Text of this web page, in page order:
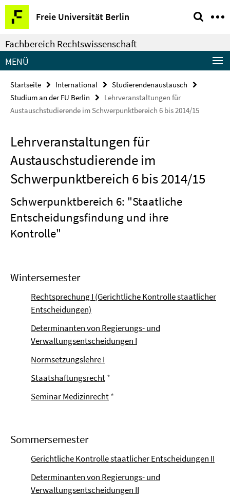
Springe
direkt
zu
Inhalt
Freie Universität Berlin
Service-
Navigation
Fachbereich Rechtswissenschaft
MENÜ
Startseite International
Studierendenaustausch
Studium an der FU Berlin
Lehrveranstaltungen für
Austauschstudierende im Schwerpunktbereich 6 bis 2014/15
Lehrveranstaltungen für
Austauschstudierende im
Schwerpunktbereich 6 bis 2014/15
Schwerpunktbereich 6: "Staatliche
Entscheidungsfindung und ihre
Kontrolle"
Wintersemester
Rechtsprechung I (Gerichtliche Kontrolle staatlicher
Entscheidungen)
Determinanten von Regierungs- und
Verwaltungsentscheidungen I
Normsetzungslehre I
Staatshaftungsrecht*
Seminar Medizinrecht*
Sommersemester
Gerichtliche Kontrolle staatlicher Entscheidungen II
Determinanten von Regierungs- und
Verwaltungsentscheidungen II